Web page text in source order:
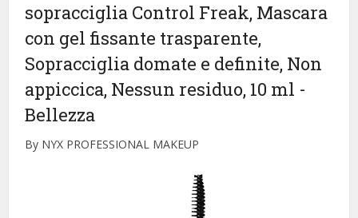
sopracciglia Control Freak, Mascara
con gel fissante trasparente,
Sopracciglia domate e definite, Non
appiccica, Nessun residuo, 10 ml -
Bellezza
By NYX PROFESSIONAL MAKEUP